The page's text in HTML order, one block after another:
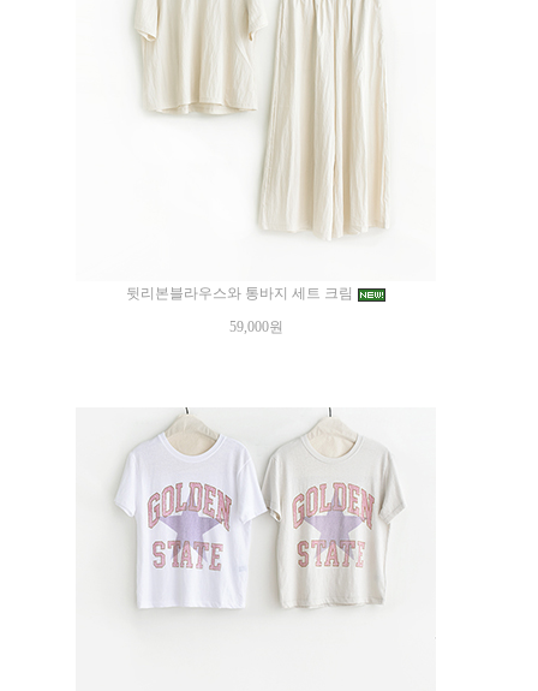
뒷리본블라우스와 통바지 세트 크림
59,000원